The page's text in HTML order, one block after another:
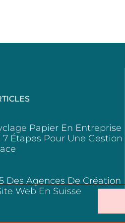
Papier En Entreprise
7 Étapes Pour Une Gestion
Des Agences De Création
Web En Suisse